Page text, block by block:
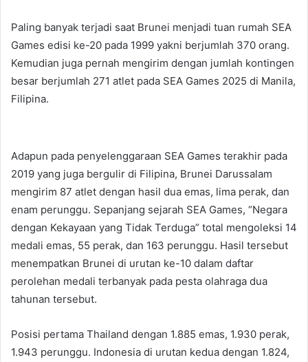
Paling banyak terjadi saat Brunei menjadi tuan rumah SEA
Games edisi ke-20 pada 1999 yakni berjumlah 370 orang.
Kemudian juga pernah mengirim dengan jumlah kontingen
besar berjumlah 271 atlet pada SEA Games 2025 di Manila,
Filipina.
Adapun pada penyelenggaraan SEA Games terakhir pada
2019 yang juga bergulir di Filipina, Brunei Darussalam
mengirim 87 atlet dengan hasil dua emas, lima perak, dan
enam perunggu. Sepanjang sejarah SEA Games, “Negara
dengan Kekayaan yang Tidak Terduga” total mengoleksi 14
medali emas, 55 perak, dan 163 perunggu. Hasil tersebut
menempatkan Brunei di urutan ke-10 dalam daftar
perolehan medali terbanyak pada pesta olahraga dua
tahunan tersebut.
Posisi pertama Thailand dengan 1.885 emas, 1.930 perak,
1.943 perunggu. Indonesia di urutan kedua dengan 1.824,